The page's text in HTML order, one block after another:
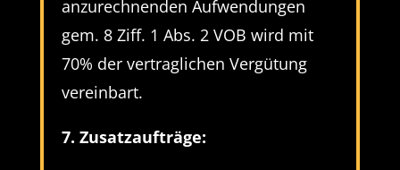
anzurechnenden Aufwendungen
gem. 8 Ziff. 1 Abs. 2 VOB wird mit
70% der vertraglichen Vergütung
vereinbart.
7. Zusatzaufträge: